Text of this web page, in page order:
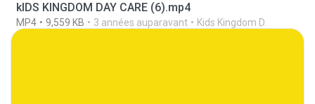
kIDS KINGDOM DAY CARE (6).mp4
MP4 9,559 KB 3 années auparavant Kids Kingdom D.